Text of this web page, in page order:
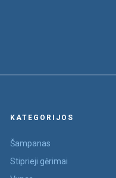
KATEGORIJOS
Šampanas
Stiprieji gėrimai